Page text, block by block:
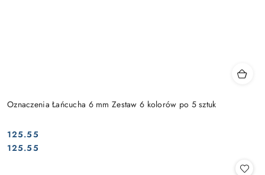
Oznaczenia Łańcucha 6 mm Zestaw 6 kolorów po 5 sztuk
Cena:
125.55
Cena:
125.55